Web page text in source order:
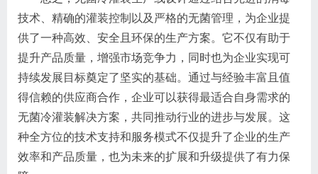
技术、精确的灌装控制以及严格的无菌管理，为企业提
供了一种高效、安全且环保的生产方案。它不仅有助于
提升产品质量，增强市场竞争力，同时也为企业实现可
持续发展目标奠定了坚实的基础。通过与经验丰富且值
得信赖的供应商合作，企业可以获得最适合自身需求的
无菌冷灌装解决方案，共同推动行业的进步与发展。这
种全方位的技术支持和服务模式不仅提升了企业的生产
效率和产品质量，也为未来的扩展和升级提供了有力保